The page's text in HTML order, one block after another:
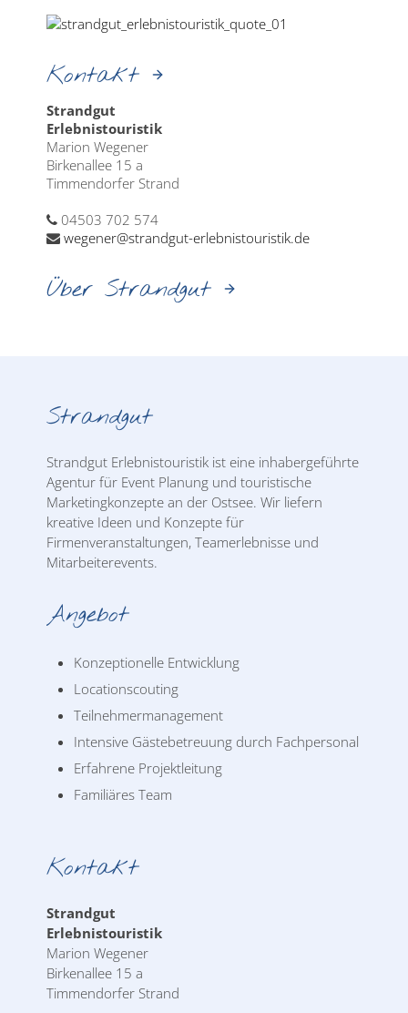
Kontakt
Strandgut
Erlebnistouristik
Marion Wegener
Birkenallee 15 a
Timmendorfer Strand
04503 702 574
wegener@strandgut-erlebnistouristik.de
Über Strandgut
Strandgut
Strandgut Erlebnistouristik ist eine inhabergeführte
Agentur für Event Planung und touristische
Marketingkonzepte an der Ostsee. Wir liefern
kreative Ideen und Konzepte für
Firmenveranstaltungen, Teamerlebnisse und
Mitarbeiterevents.
Angebot
Konzeptionelle Entwicklung
Locationscouting
Teilnehmermanagement
Intensive Gästebetreuung durch Fachpersonal
Erfahrene Projektleitung
Familiäres Team
Kontakt
Strandgut
Erlebnistouristik
Marion Wegener
Birkenallee 15 a
Timmendorfer Strand